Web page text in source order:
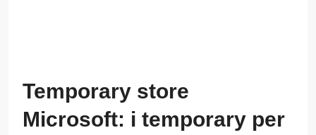
Temporary store
Microsoft: i temporary per